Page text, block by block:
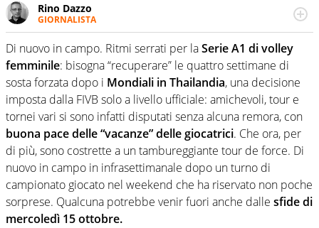
Rino Dazzo
GIORNALISTA
Se mai ci fosse modo di traslare il glossario del calcio in
una nicchia di esperti, lui ne farebbe parte. Non si perde
una svista arbitrale né gli umori social del mondo delle
curve
Di nuovo in campo. Ritmi serrati per laSerie A1 di volley
femminile: bisogna “recuperare” le quattro settimane di
sosta forzata dopo i Mondiali in Thailandia, una decisione
imposta dalla FIVB solo a livello ufficiale: amichevoli, tour e
tornei vari si sono infatti disputati senza alcuna remora, con
buona pace delle “vacanze” delle giocatrici. Che ora, per
di più, sono costrette a un tambureggiante tour de force. Di
nuovo in campo in infrasettimanale dopo un turno di
campionato giocato nel weekend che ha riservato non poche
sorprese. Qualcuna potrebbe venir fuori anche dalle sfide di
mercoledì 15 ottobre.